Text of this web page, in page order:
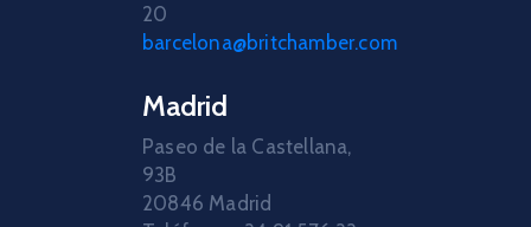
20
barcelona@britchamber.com
Madrid
Paseo de la Castellana,
93B
20846 Madrid